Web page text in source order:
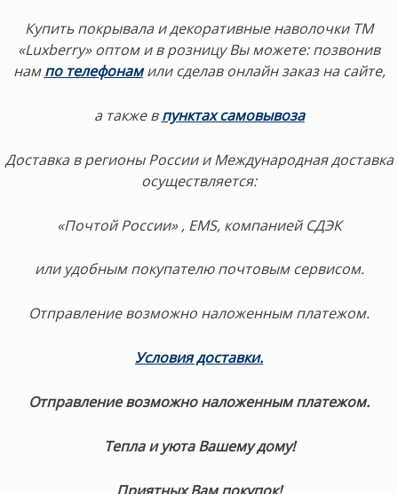
Купить покрывала и декоративные наволочки ТМ
«Luxberry» оптом и в розницу Вы можете:позвонив
нампо телефонамили сделав онлайн заказ на сайте,
а также впунктах самовывоза
Доставка в регионы России и Международная доставка
осуществляется:
«Почтой России» , EMS, компанией СДЭК
или удобным покупателю почтовым сервисом.
Отправление возможно наложенным платежом.
Условия доставки.
Отправление возможно наложенным платежом.
Тепла и уюта Вашему дому!